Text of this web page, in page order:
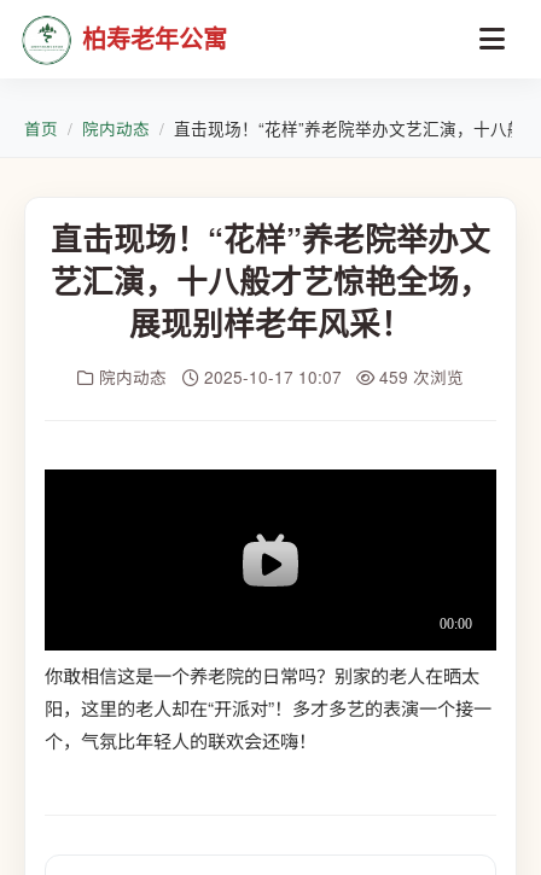
柏寿老年公寓
首页 院内动态 直击现场！“花样”养老院举办文艺汇演，十八般
直击现场！“花样”养老院举办文
艺汇演，十八般才艺惊艳全场，
展现别样老年风采！
院内动态 2025-10-17 10:07 459 次浏览
你敢相信这是一个养老院的日常吗？别家的老人在晒太
阳，这里的老人却在“开派对”！多才多艺的表演一个接一
个，气氛比年轻人的联欢会还嗨！